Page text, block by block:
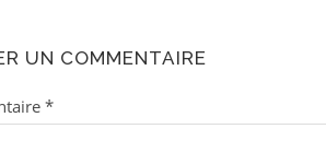
UN COMMENTAIRE
*